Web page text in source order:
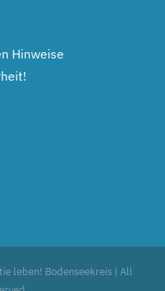
Hinweise
leben! Bodenseekreis | All